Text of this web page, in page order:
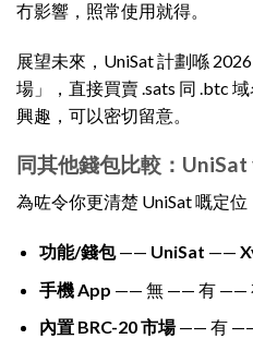
冇影響，照常使用就得。
展望未來，UniSat 計劃喺
場」，直接買賣 .sats 同 .btc
興趣，可以密切留意。
同其他錢包比較：
為咗令你更清楚 UniSat 嘅定位
功能/錢包—— UniSat ——
手機 App —— 無 —— 有 ——
內置 BRC-20 市場—— 有